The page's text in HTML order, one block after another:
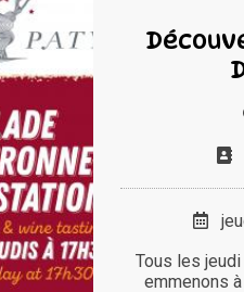
Tous les
emmenons